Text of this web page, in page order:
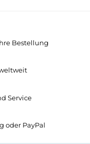
Bestellung
Service
oder PayPal